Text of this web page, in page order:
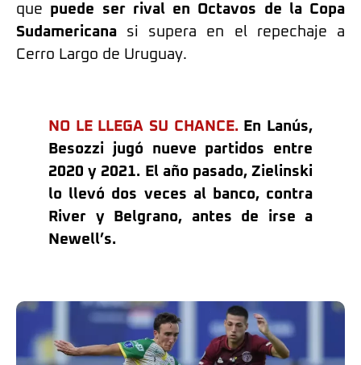
que puede ser rival en Octavos de la Copa
Sudamericana si supera en el repechaje a
Cerro Largo de Uruguay.
NO LE LLEGA SU CHANCE. En Lanús,
Besozzi jugó nueve partidos entre
2020 y 2021. El año pasado, Zielinski
lo llevó dos veces al banco, contra
River y Belgrano, antes de irse a
Newell’s.